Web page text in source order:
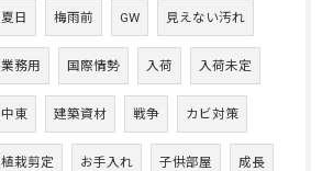
夏日 梅雨前 GW 見えない汚れ
業務用 国際情勢 入荷 入荷未定
中東 建築資材 戦争 カビ対策
植栽剪定 お手入れ 子供部屋 成長